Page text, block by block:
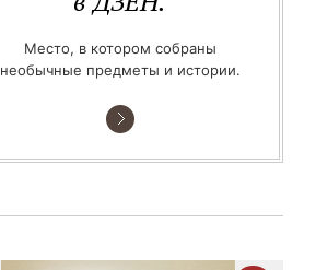
Место, в котором собраны
необычные предметы и истории.